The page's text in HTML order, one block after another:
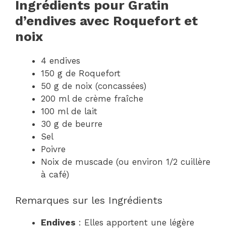
Ingrédients pour Gratin
d’endives avec Roquefort et
noix
4 endives
150 g de Roquefort
50 g de noix (concassées)
200 ml de crème fraîche
100 ml de lait
30 g de beurre
Sel
Poivre
Noix de muscade (ou environ 1/2 cuillère
à café)
Remarques sur les Ingrédients
Endives : Elles apportent une légère